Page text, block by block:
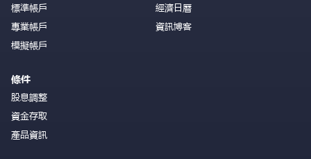
標準帳戶
專業帳戶
模擬帳戶
條件
股息調整
資金存取
產品資訊
經濟日曆
資訊博客